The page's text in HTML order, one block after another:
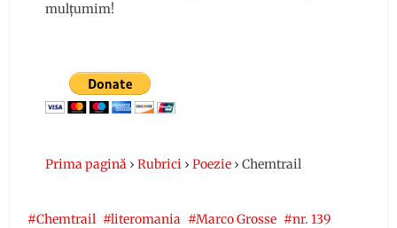
mulțumim!
Prima pagină › Rubrici › Poezie › Chemtrail
Chemtrail literomania Marco Grosse
nr. 139